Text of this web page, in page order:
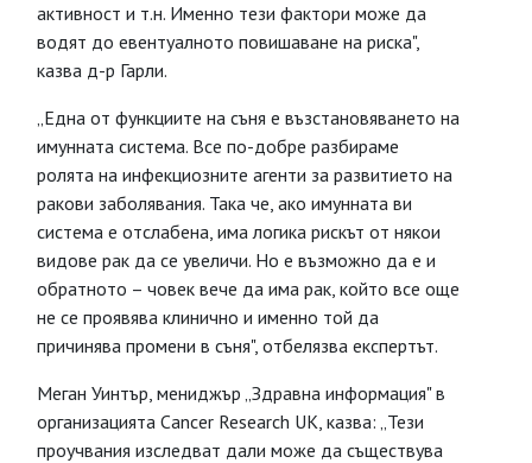
активност и т.н. Именно тези фактори може да
водят до евентуалното повишаване на риска",
казва д-р Гарли.
„Една от функциите на съня е възстановяването на
имунната система. Все по-добре разбираме
ролята на инфекциозните агенти за развитието на
ракови заболявания. Така че, ако имунната ви
система е отслабена, има логика рискът от някои
видове рак да се увеличи. Но е възможно да е и
обратното – човек вече да има рак, който все още
не се проявява клинично и именно той да
причинява промени в съня", отбелязва експертът.
Меган Уинтър, мениджър „Здравна информация" в
организацията Cancer Research UK, казва: „Тези
проучвания изследват дали може да съществува